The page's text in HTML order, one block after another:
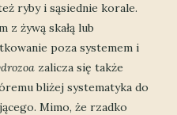
ryby i sąsiednie korale.
z żywą skałą lub
poza systemem i
zalicza się także
bliżej systematyka do
Mimo, że rzadko